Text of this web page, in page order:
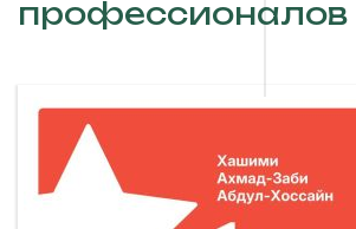
профессионалов